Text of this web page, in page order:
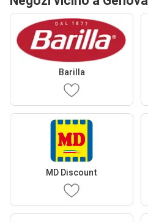
Barilla
MD Discount